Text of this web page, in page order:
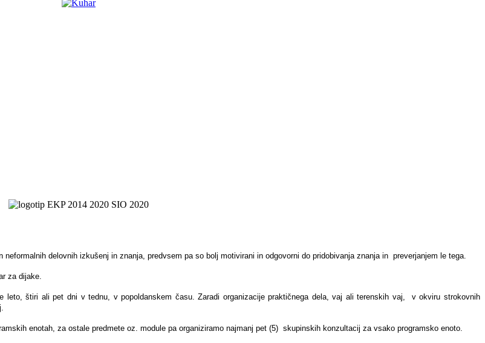
delovnih izkušenj in znanja, predvsem pa so bolj motivirani in odgovorni do pridobivanja znanja in preverjanjem le tega.
za dijake.
leto, štiri ali pet dni v tednu, v popoldanskem času. Zaradi organizacije praktičnega dela, vaj ali terenskih vaj, v okviru strokovnih
enotah, za ostale predmete oz. module pa organiziramo najmanj pet (5) skupinskih konzultacij za vsako programsko enoto.